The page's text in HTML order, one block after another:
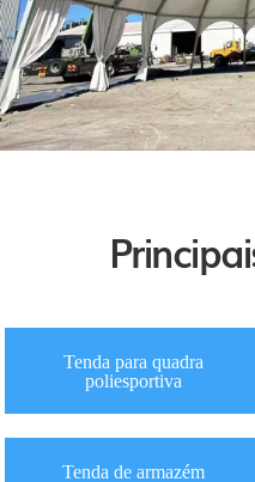
Tenda para quadra
poliesportiva
Tenda de armazém